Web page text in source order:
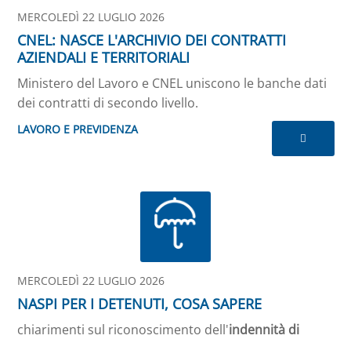
MERCOLEDÌ 22 LUGLIO 2026
CNEL: NASCE L'ARCHIVIO DEI CONTRATTI
AZIENDALI E TERRITORIALI
Ministero del Lavoro e CNEL uniscono le banche dati
dei contratti di secondo livello.
LAVORO E PREVIDENZA
MERCOLEDÌ 22 LUGLIO 2026
NASPI PER I DETENUTI, COSA SAPERE
chiarimenti sul riconoscimento dell'indennità di